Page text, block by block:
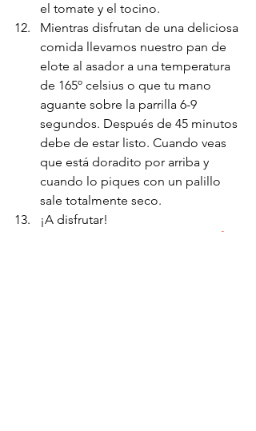
el tomate y el tocino.
Mientras disfrutan de una deliciosa
comida llevamos nuestro pan de
elote al asador a una temperatura
de 165º celsius o que tu mano
aguante sobre la parrilla 6-9
segundos. Después de 45 minutos
debe de estar listo. Cuando veas
que está doradito por arriba y
cuando lo piques con un palillo
sale totalmente seco.
¡A disfrutar!